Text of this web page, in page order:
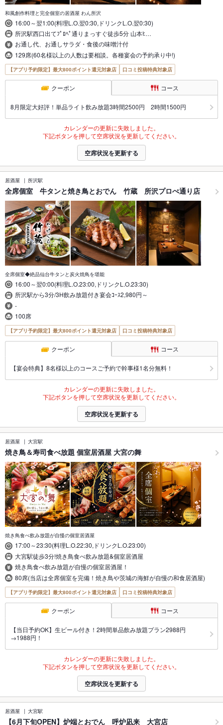
和風創作料理と完全個室の居酒屋 わん所沢
16:00～翌1:00(料理L.O.翌0:30,ドリンクL.O.翌0:30)
所沢駅西口出てﾌﾟﾛﾍﾟ通りまっすぐ徒歩5分 山本ﾋ…
お通し代、お通しサラダ・食後の味噌汁付
129席(60名様以上の人数は要相談。各種宴会の予約承り中!)
【アプリ予約限定】最大800ポイント還元対象店 口コミ投稿特典対象店
クーポン コース
8月限定大好評！単品ライト飲み放題3時間2500円 2時間1500円
カレンダーの更新に失敗しました。
下記ボタンを押して空席状況を更新してください。
空席状況を更新する
居酒屋 所沢駅
全席個室 牛タンと焼き鳥とおでん 竹蔵 所沢プロぺ通り店
全席個室◆絶品仙台牛タンと炭火焼鳥を堪能
16:00～翌0:00(料理L.O.23:00,ドリンクL.O.23:30)
所沢駅から3分/3H飲み放題付き宴会ｺｰｽ2,980円～
-
100席
【アプリ予約限定】最大800ポイント還元対象店 口コミ投稿特典対象店
クーポン コース
【宴会特典】8名様以上のコースご予約で幹事様1名分無料！
カレンダーの更新に失敗しました。
下記ボタンを押して空席状況を更新してください。
空席状況を更新する
居酒屋 大宮駅
焼き鳥＆寿司食べ放題 個室居酒屋 大宮の舞
焼き鳥食べ飲み放題が自慢の個室居酒屋
17:00～23:30(料理L.O.22:30,ドリンクL.O.23:00)
大宮駅徒歩3分!焼き鳥食べ飲み放題&個室居酒屋
焼き鳥食べ飲み放題が自慢の個室居酒屋！
80席(当店は全席個室を完備！焼き鳥や茨城の海鮮が自慢の和食居酒屋)
【アプリ予約限定】最大800ポイント還元対象店 口コミ投稿特典対象店
クーポン コース
【当日予約OK】生ビール付き！2時間単品飲み放題プラン2988円
→1988円！
カレンダーの更新に失敗しました。
下記ボタンを押して空席状況を更新してください。
空席状況を更新する
居酒屋 大宮駅
【6月下旬OPEN】炉端とおでん 呼炉凪来 大宮店